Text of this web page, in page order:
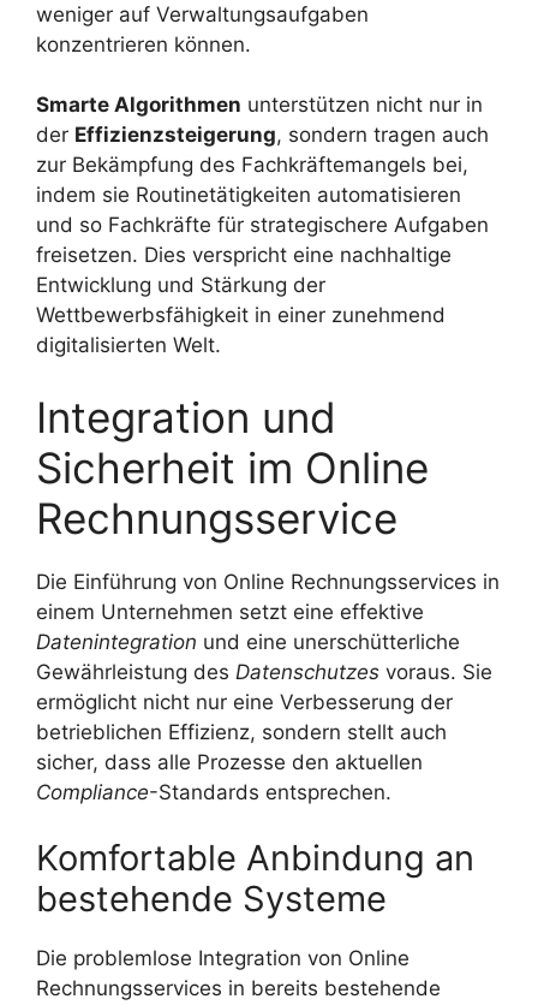
weniger auf Verwaltungsaufgaben
konzentrieren können.
Smarte Algorithmen unterstützen nicht nur in
der Effizienzsteigerung, sondern tragen auch
zur Bekämpfung des Fachkräftemangels bei,
indem sie Routinetätigkeiten automatisieren
und so Fachkräfte für strategischere Aufgaben
freisetzen. Dies verspricht eine nachhaltige
Entwicklung und Stärkung der
Wettbewerbsfähigkeit in einer zunehmend
digitalisierten Welt.
Integration und
Sicherheit im Online
Rechnungsservice
Die Einführung von Online Rechnungsservices in
einem Unternehmen setzt eine effektive
Datenintegration und eine unerschütterliche
Gewährleistung des Datenschutzes voraus. Sie
ermöglicht nicht nur eine Verbesserung der
betrieblichen Effizienz, sondern stellt auch
sicher, dass alle Prozesse den aktuellen
Compliance-Standards entsprechen.
Komfortable Anbindung an
bestehende Systeme
Die problemlose Integration von Online
Rechnungsservices in bereits bestehende